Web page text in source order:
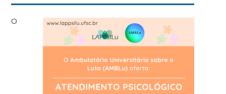
O